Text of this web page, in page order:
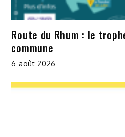
Route du Rhum : le
commune
6 août 2026